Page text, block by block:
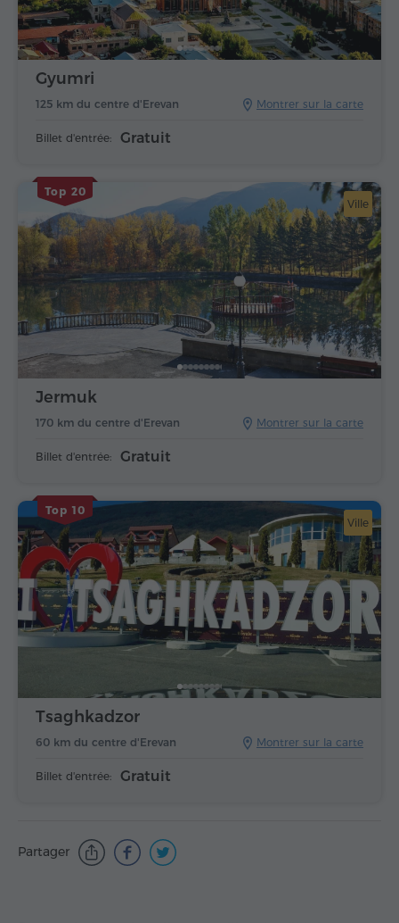
Montrer sur la carte
125 km du centre d'Erevan
Gyumri
Billet d'entrée: Gratuit
Top 20
Ville
Montrer sur la carte
170 km du centre d'Erevan
Jermuk
Billet d'entrée: Gratuit
Top 10
Ville
Montrer sur la carte
60 km du centre d'Erevan
Tsaghkadzor
Billet d'entrée: Gratuit
Partager